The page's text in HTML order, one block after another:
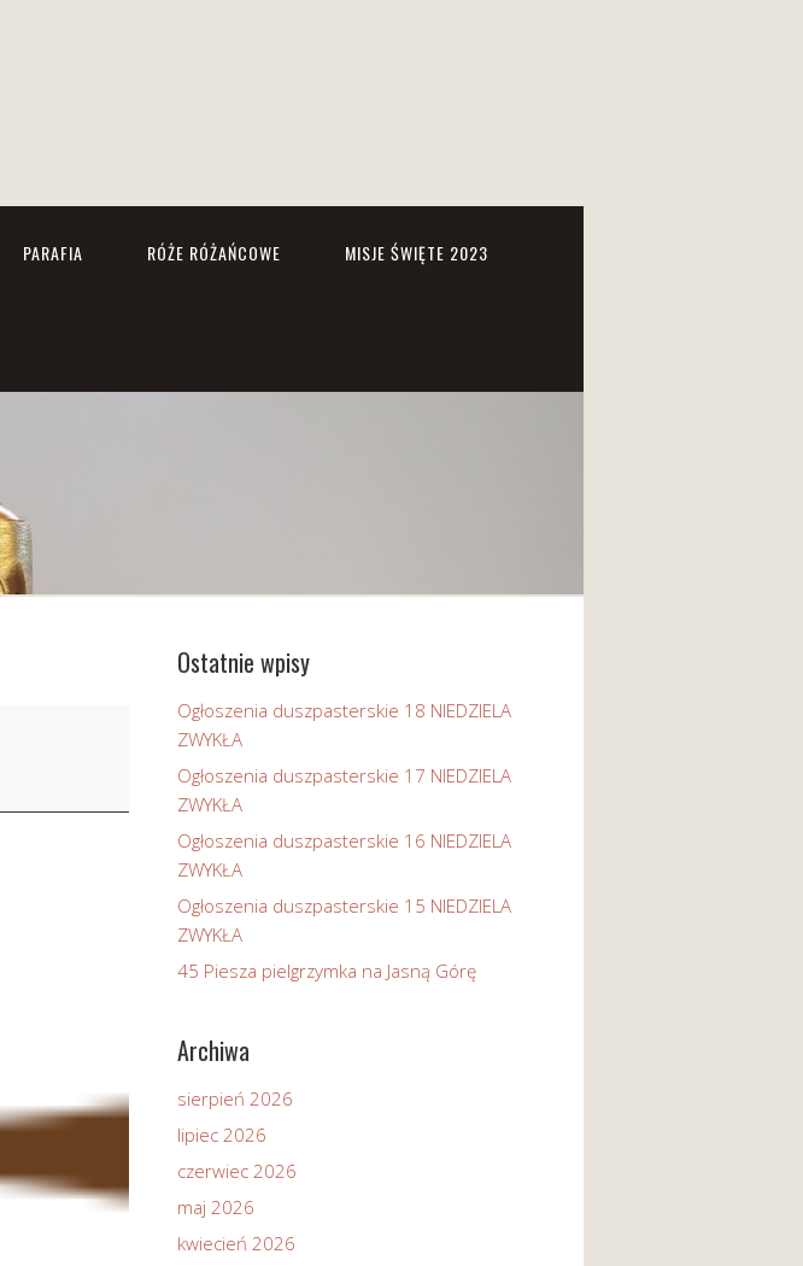
PARAFIA RÓŻE RÓŻAŃCOWE MISJE ŚWIĘTE 2023
Ostatnie wpisy
Ogłoszenia duszpasterskie 18 NIEDZIELA
ZWYKŁA
Ogłoszenia duszpasterskie 17 NIEDZIELA
ZWYKŁA
Ogłoszenia duszpasterskie 16 NIEDZIELA
ZWYKŁA
Ogłoszenia duszpasterskie 15 NIEDZIELA
ZWYKŁA
45 Piesza pielgrzymka na Jasną Górę
Archiwa
sierpień 2026
lipiec 2026
czerwiec 2026
maj 2026
kwiecień 2026